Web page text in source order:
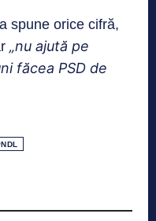
spune orice cifră,
„nu ajută pe
făcea PSD de